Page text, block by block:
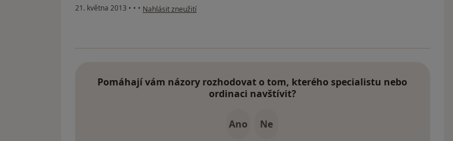
21. května 2013 • • • podle názoru uživatele Váš účet byl odstraněn
Nahlásit zneužití
Pomáhají vám názory rozhodovat o tom, kterého specialistu nebo
ordinaci navštívit?
Ano Ne